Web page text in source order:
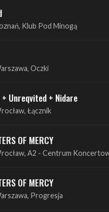
Unreqvited + Nidare
OF MERCY
A2 - Centrum
OF MERCY